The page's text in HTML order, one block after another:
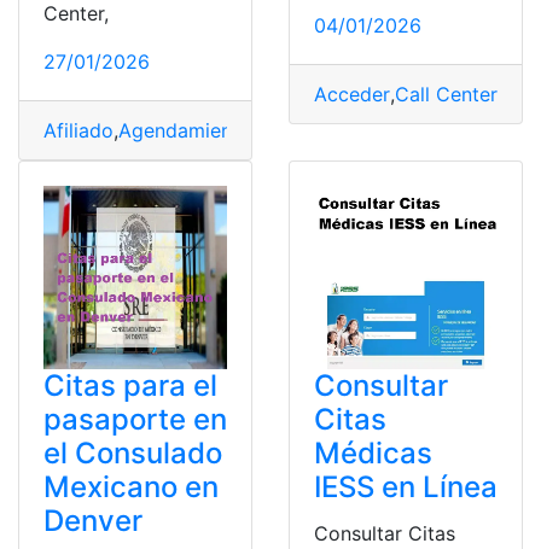
Center,
27/01/2026
Afiliado,Agendamientos Cita médica,IESS,Internet,
04/01/2026
Acceder,Call Center
Citas para el
pasaporte en
el Consulado
Mexicano en
Denver
Consultar
Citas
Médicas
IESS en Línea
Consultar Citas